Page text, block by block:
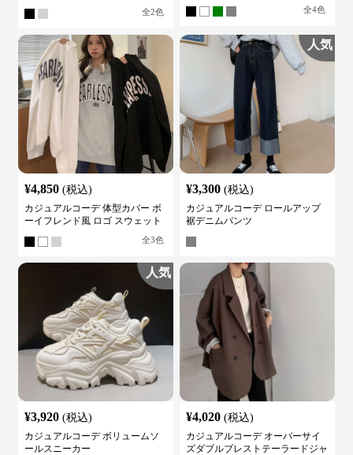
全2色 全4色
¥4,850 (税込)
カジュアルコーデ 体型カバー ボ
ーイフレンド風 ロゴ スウェット
全3色
人気
¥3,300 (税込)
カジュアルコーデ ロールアップ
裾デニムパンツ
人気
¥3,920 (税込)
カジュアルコーデ ボリュームソ
ールスニーカー
¥4,020 (税込)
カジュアルコーデ オーバーサイ
ズダブルブレストテーラードジャ